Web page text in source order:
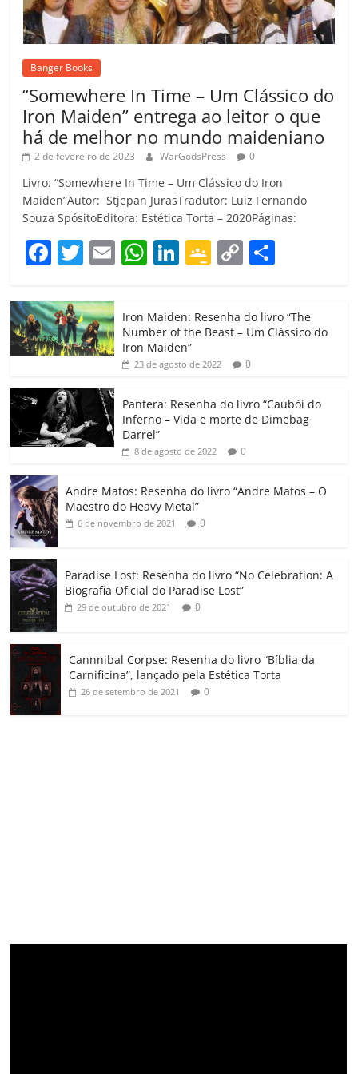
Banger Books
“Somewhere In Time – Um Clássico do
Iron Maiden” entrega ao leitor o que
há de melhor no mundo maideniano
2 de fevereiro de 2023 WarGodsPress 0
Livro: “Somewhere In Time – Um Clássico do Iron
Maiden”Autor: Stjepan JurasTradutor: Luiz Fernando
Souza SpósitoEditora: Estética Torta – 2020Páginas:
F
c
e
b
o
o
k
T
itt
er
E W
at
s
A
p
Li
e
dI
G
gl
e
Cl
a
ss
ro
o
C
p
y
Li
k
m
p
h
ar
Iron Maiden: Resenha do livro “The
Number of the Beast – Um Clássico do
Iron Maiden”
23 de agosto de 2022 0
Pantera: Resenha do livro “Caubói do
Inferno – Vida e morte de Dimebag
Darrel”
8 de agosto de 2022 0
Andre Matos: Resenha do livro “Andre Matos – O
Maestro do Heavy Metal”
6 de novembro de 2021 0
Paradise Lost: Resenha do livro “No Celebration: A
Biografia Oficial do Paradise Lost”
29 de outubro de 2021 0
Cannnibal Corpse: Resenha do livro “Bíblia da
Carnificina”, lançado pela Estética Torta
26 de setembro de 2021 0